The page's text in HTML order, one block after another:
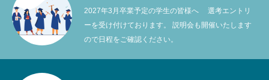
2027年3月卒業予定の学生の皆様へ 選考エントリ
ーを受け付けております。 説明会も開催いたします
ので日程をご確認ください。